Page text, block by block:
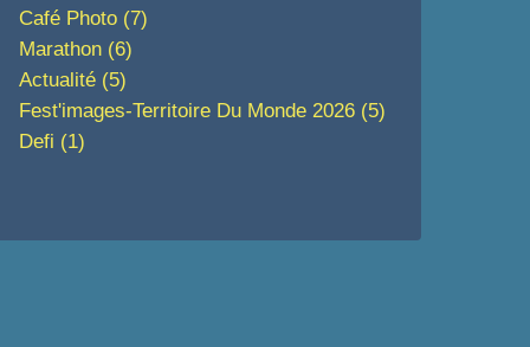
Café Photo (7)
Marathon (6)
Actualité (5)
Fest'images-Territoire Du Monde 2026 (5)
Defi (1)